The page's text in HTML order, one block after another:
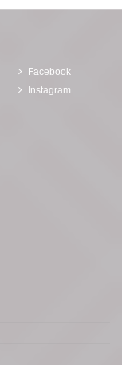
Facebook
Instagram